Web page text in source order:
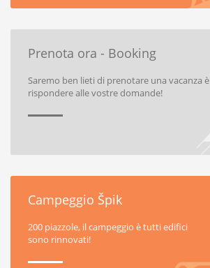
Prenota ora - Booking
Saremo ben lieti di prenotare una vacanza è
rispondere alle vostre domande!
Campeggio Špik
200 piazzole, il campeggio è tutti edifici
sono rinnovati!